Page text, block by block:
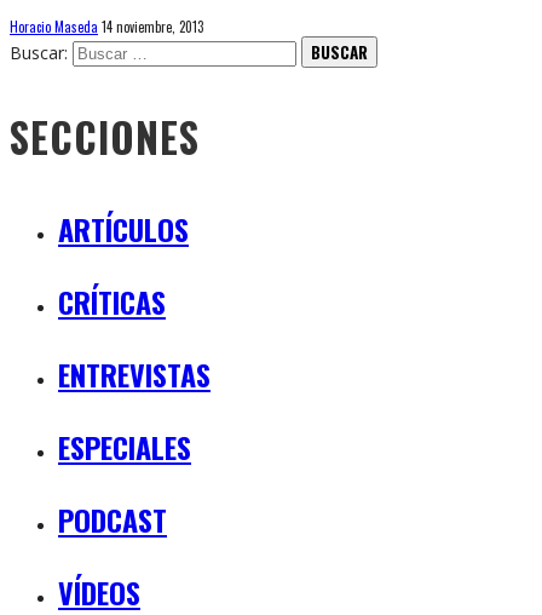
Horacio Maseda 14 noviembre, 2013
Buscar:
SECCIONES
ARTÍCULOS
CRÍTICAS
ENTREVISTAS
ESPECIALES
PODCAST
VÍDEOS